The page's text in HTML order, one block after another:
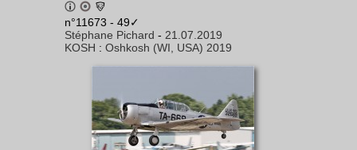
n°11673 - 49✓
Stéphane Pichard - 21.07.2019
KOSH : Oshkosh (WI, USA) 2019